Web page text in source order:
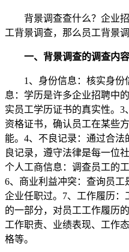
背景调查查什么？企业
工背景调查，那么员工背景
一、背景调查的调查内容
1、身份信息：核实身
息：学历是许多企业招聘中
实员工学历证书的真实性。
资格证书，确认员工在某些
能。4、不良记录：通过合
良记录，遵守法律是每一位
个人工商信息：调查员工的
6、商业利益冲突：查询员
企业任职过。7、工作履历
的一部分，对员工工作履历
工作职责、业绩表现、工作
格等。